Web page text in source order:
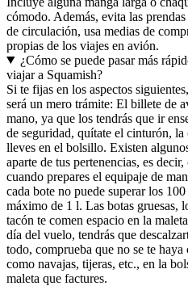
cómodo. Además, evita las
de circulación, usa medias de
propias de los viajes en avión.
¿Cómo se puede pasar más
viajar a Squamish?
Si te fijas en los aspectos
será un mero trámite: El billete de
mano, ya que los tendrás que ir
de seguridad, quítate el cinturón, la
lleves en el bolsillo. Existen
aparte de tus pertenencias, es
cuando prepares el equipaje de
cada bote no puede superar los
máximo de 1 l. Las botas gruesas,
tacón te comen espacio en la
día del vuelo, tendrás que
todo, comprueba que no se te
como navajas, tijeras, etc., en la
maleta que factures.